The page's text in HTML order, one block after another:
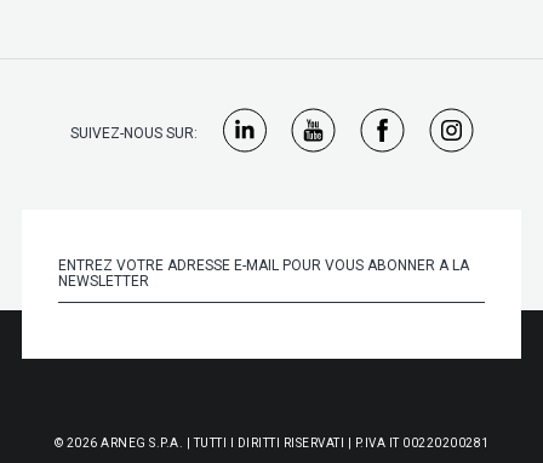
SUIVEZ-NOUS SUR:
© 2026 ARNEG S.P.A. | TUTTI I DIRITTI RISERVATI | P.IVA IT 00220200281